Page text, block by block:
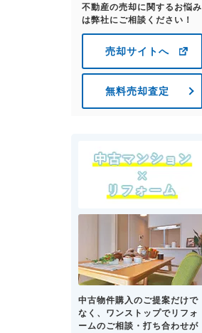
不動産の売却に関するお悩み
は弊社にご相談ください！
売却サイトへ
無料売却査定
中古物件購入のご提案だけで
なく、ワンストップでリフォ
ームのご相談・打ち合わせが